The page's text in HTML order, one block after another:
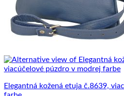
Elegantná kožená etuja č.8639,